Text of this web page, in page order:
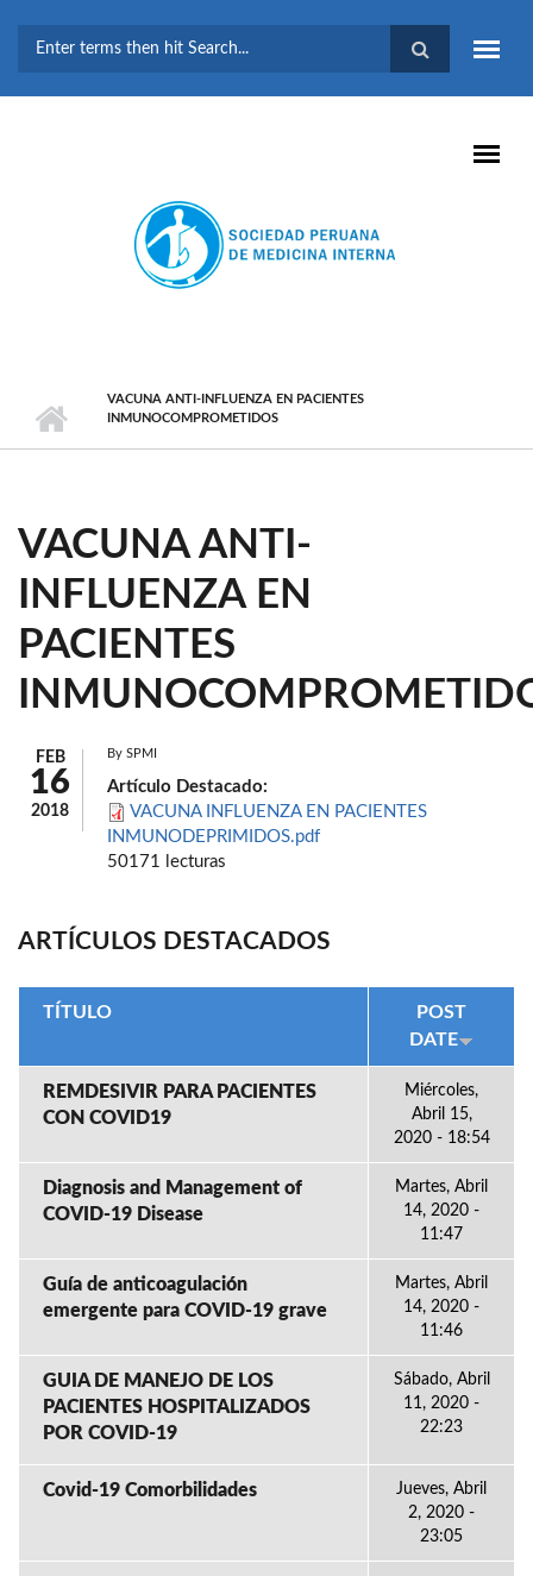
BÚSQUEDA
VACUNA ANTI-INFLUENZA EN PACIENTES
INMUNOCOMPROMETIDOS
VACUNA ANTI-
INFLUENZA EN
PACIENTES
FEB
16
2018
By SPMI
Artículo Destacado:
VACUNA INFLUENZA EN PACIENTES
INMUNODEPRIMIDOS.pdf
50171 lecturas
ARTÍCULOS DESTACADOS
TÍTULO
POST
DATE
REMDESIVIR PARA PACIENTES
CON COVID19
Miércoles,
Abril 15,
2020 - 18:54
Diagnosis and Management of
COVID-19 Disease
Martes, Abril
14, 2020 -
11:47
Guía de anticoagulación
emergente para COVID-19 grave
Martes, Abril
14, 2020 -
11:46
GUIA DE MANEJO DE LOS
PACIENTES HOSPITALIZADOS
POR COVID-19
Sábado, Abril
11, 2020 -
22:23
Covid-19 Comorbilidades
Jueves, Abril
2, 2020 -
23:05